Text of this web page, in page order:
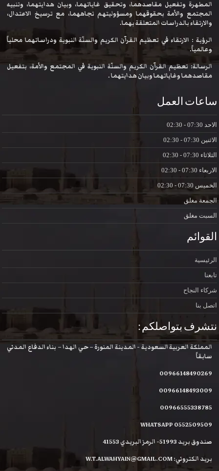
المطهرة وتفعيل مقاصدهما، وتحقيق غاياتهما، وبيان هدايتهما، وتنبيه
المجتمع والأمة بحقوقهما ومسؤوليتهم تجاههما، مع ترسيخ الاعتدال،
والارتقاء بالدراسات المتعلقة بهما.
الرؤية : الارتقاء في تعظيم القرآن الكريم والسنّة النبوية ودراساتهما محلياً
وعالمياً.
الرسالة: تعظيم القرآن الكريم والسنّة النبوية في المجتمع والأمة، بتفعيل
مقاصدهما وغاياتهما وبيان هدايتهما .
ساعات العمل
الاحد
الاثنين
الثلاثاء
الاربعاء
الخميس
الجمعة مغلق
السبت مغلق
القوائم
الرئيسية
تابعنا
شركاء النجاح
اتصل بنا
نتشرف بتواصلكم :
المملكة العربية السعودية - المدينة المنورة – حي الهدا – بناء الدفاع المدني
سابقاً
00966148490269
00966148493009
00966555338785
WHATSAPP 0552509509
صندوق بريد 51993- الرمز البريدي 41553
بريد الكتروني: W.T.ALWAHYAIN@GMAIL.COM